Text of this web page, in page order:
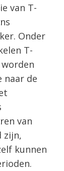
van T-
Onder
T-
naar de
van
zijn,
kunnen